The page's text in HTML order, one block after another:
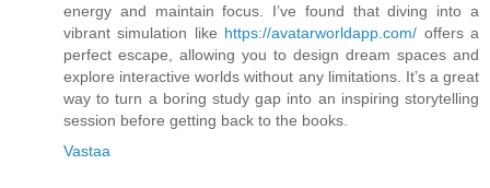
energy and maintain focus. I’ve found that diving into a
vibrant simulation like https://avatarworldapp.com/ offers a
perfect escape, allowing you to design dream spaces and
explore interactive worlds without any limitations. It’s a great
way to turn a boring study gap into an inspiring storytelling
session before getting back to the books.
Vastaa